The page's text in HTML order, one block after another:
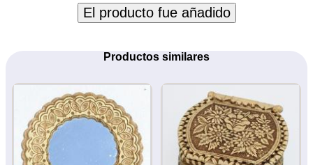
El producto fue añadido
Productos similares